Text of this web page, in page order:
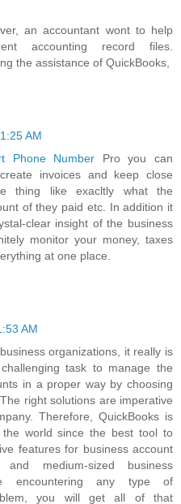
an accountant wont to help
accounting record files.
the assistance of QuickBooks,
AM
Phone Number Pro you can
invoices and keep close
thing like exacltly what the
of they paid etc. In addition it
clear insight of the business
monitor your money, taxes
at one place.
AM
organizations, it really is
task to manage the
in a proper way by choosing
right solutions are imperative
Therefore, QuickBooks is
world since the best tool to
features for business account
medium-sized business
encountering any type of
you will get all of that